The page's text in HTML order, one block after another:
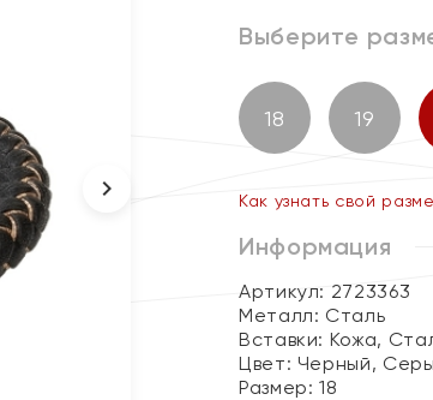
Выберите
18 19
Как узнать свой
Информация
Артикул: 2723363
Металл: Сталь
Вставки: Кожа,
Цвет: Черный,
Размер:18